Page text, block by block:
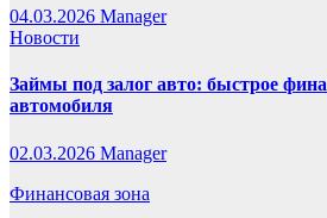
04.03.2026 Manager
Новости
Займы под залог авто: быстрое
автомобиля
02.03.2026 Manager
Финансовая зона